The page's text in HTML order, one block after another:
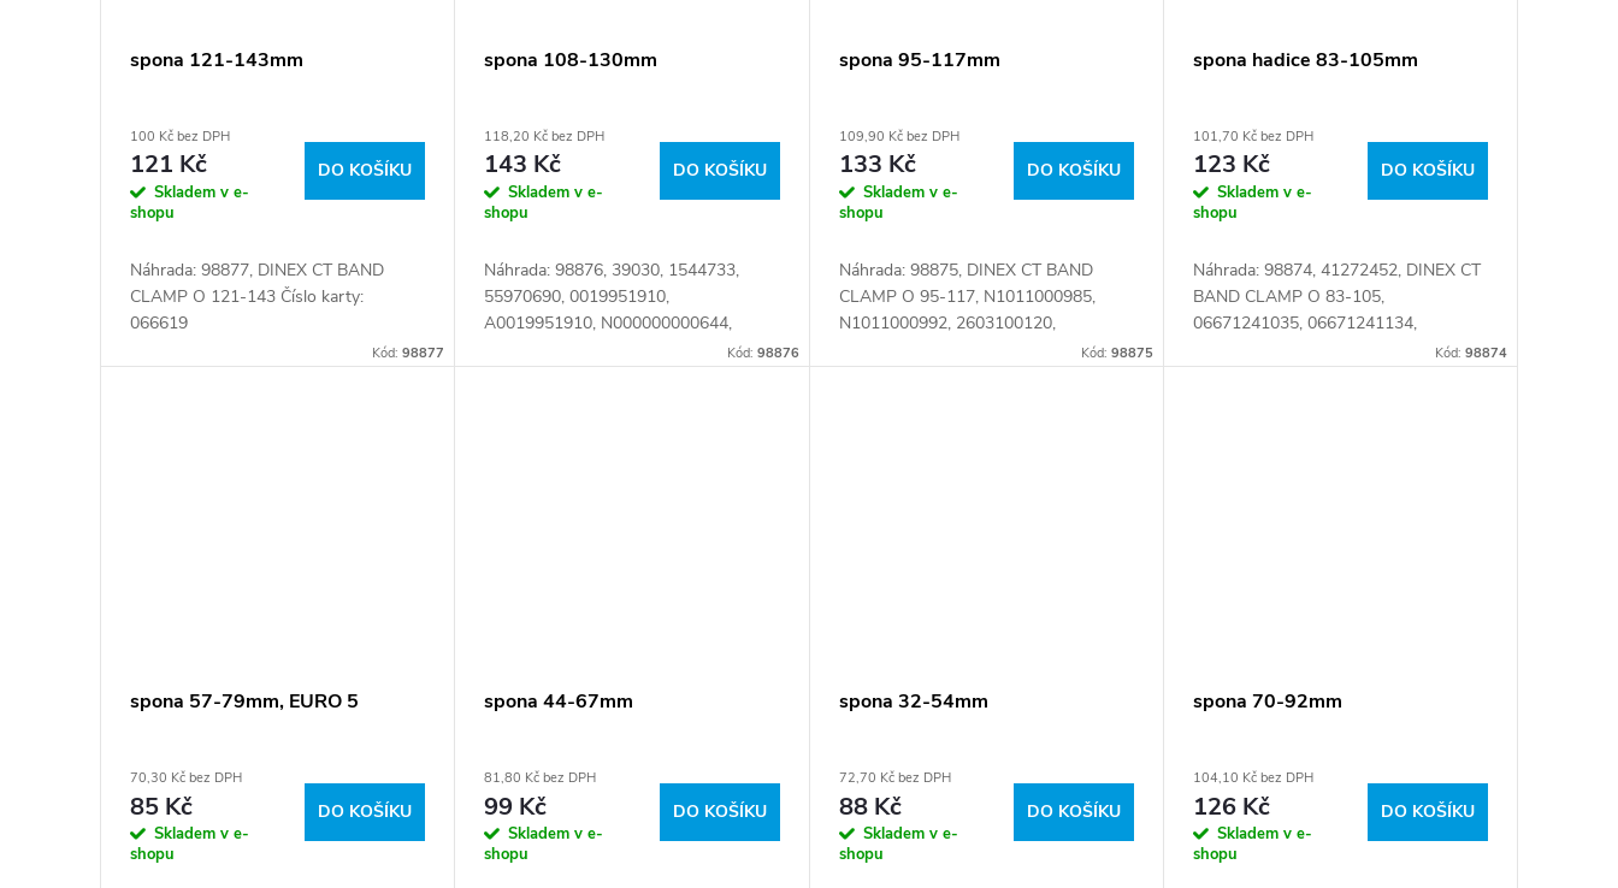
spona 121-143mm
100 Kč bez DPH
121 Kč
Skladem v e-
shopu
DO KOŠÍKU
Náhrada: 98877, DINEX CT BAND
CLAMP O 121-143 Číslo karty:
066619
Kód:98877
spona 108-130mm
118,20 Kč bez DPH
143 Kč
Skladem v e-
shopu
DO KOŠÍKU
Náhrada: 98876, 39030, 1544733,
55970690, 0019951910,
A0019951910, N000000000644,
Kód: 98876
spona 95-117mm
109,90 Kč bez DPH
133 Kč
Skladem v e-
shopu
DO KOŠÍKU
Náhrada: 98875, DINEX CT BAND
CLAMP O 95-117, N1011000985,
N1011000992, 2603100120,
Kód: 98875
spona hadice 83-105mm
101,70 Kč bez DPH
123 Kč
Skladem v e-
shopu
DO KOŠÍKU
Náhrada: 98874, 41272452, DINEX CT
BAND CLAMP O 83-105,
06671241035, 06671241134,
06.67124.1134 Číslo karty: 066616
Kód: 98874
spona 57-79mm, EURO 5
70,30 Kč bez DPH
85 Kč
Skladem v e-
shopu
DO KOŠÍKU
spona 44-67mm
81,80 Kč bez DPH
99 Kč
Skladem v e-
shopu
DO KOŠÍKU
spona 32-54mm
72,70 Kč bez DPH
88 Kč
Skladem v e-
shopu
DO KOŠÍKU
spona 70-92mm
104,10 Kč bez DPH
126 Kč
Skladem v e-
shopu
DO KOŠÍKU